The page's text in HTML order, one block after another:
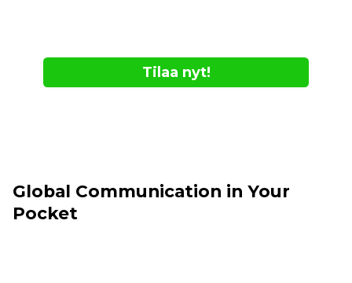
Tilaa nyt!
Global Communication in Your
Pocket